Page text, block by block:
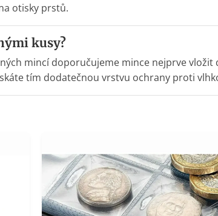
otisky prstů.
kusy?
mincí doporučujeme mince nejprve vložit
tím dodatečnou vrstvu ochrany proti